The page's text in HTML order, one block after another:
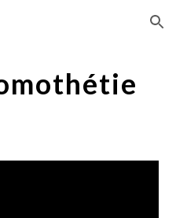
Skip to navigation